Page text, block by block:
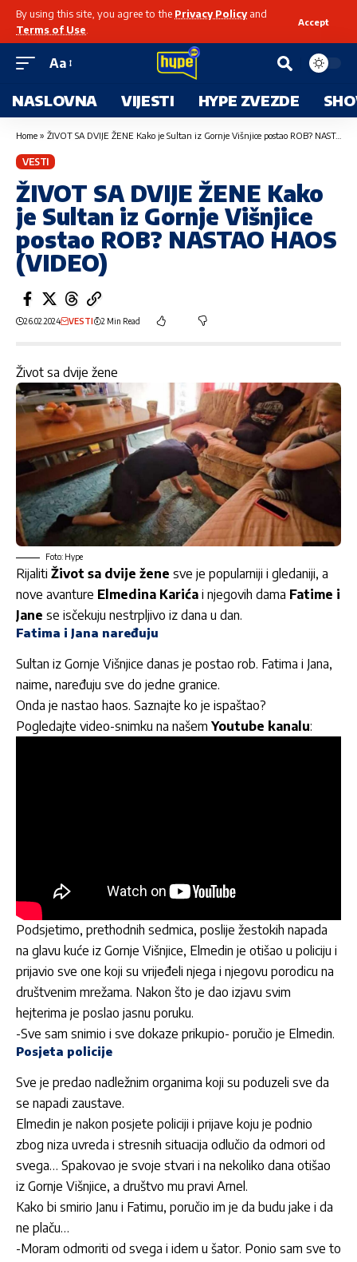
By using this site, you agree to the Privacy Policyand
Terms of Use
Accept
Aa
NASLOVNA VIJESTI HYPE ZVEZDE
Home » ŽIVOT SA DVIJE ŽENE Kako je Sultan iz Gornje Višnjice postao ROB? NASTAO HAOS (VIDEO)
VESTI
ŽIVOT SA DVIJE ŽENE Kako
je Sultan iz Gornje Višnjice
postao ROB? NASTAO HAOS
(VIDEO)
26.02.2024 VESTI 2 Min Read
Život sa dvije žene
Foto: Hype
Rijaliti Život sa dvije žene sve je popularniji i gledaniji, a
nove avanture Elmedina Karića i njegovih dama Fatime i
Jane se isčekuju nestrpljivo iz dana u dan.
Fatima i Jana naređuju
Sultan iz Gornje Višnjice danas je postao rob. Fatima i Jana,
naime, naređuju sve do jedne granice.
Onda je nastao haos. Saznajte ko je ispaštao?
Pogledajte video-snimku na našem Youtube kanalu:
Podsjetimo, prethodnih sedmica, poslije žestokih napada
na glavu kuće iz Gornje Višnjice, Elmedin je otišao u policiju i
prijavio sve one koji su vrijeđeli njega i njegovu porodicu na
društvenim mrežama. Nakon što je dao izjavu svim
hejterima je poslao jasnu poruku.
-Sve sam snimio i sve dokaze prikupio- poručio je Elmedin.
Posjeta policije
Sve je predao nadležnim organima koji su poduzeli sve da
se napadi zaustave.
Elmedin je nakon posjete policiji i prijave koju je podnio
zbog niza uvreda i stresnih situacija odlučio da odmori od
svega… Spakovao je svoje stvari i na nekoliko dana otišao
iz Gornje Višnjice, a društvo mu pravi Arnel.
Kako bi smirio Janu i Fatimu, poručio im je da budu jake i da
ne plaču…
-Moram odmoriti od svega i idem u šator. Ponio sam sve to